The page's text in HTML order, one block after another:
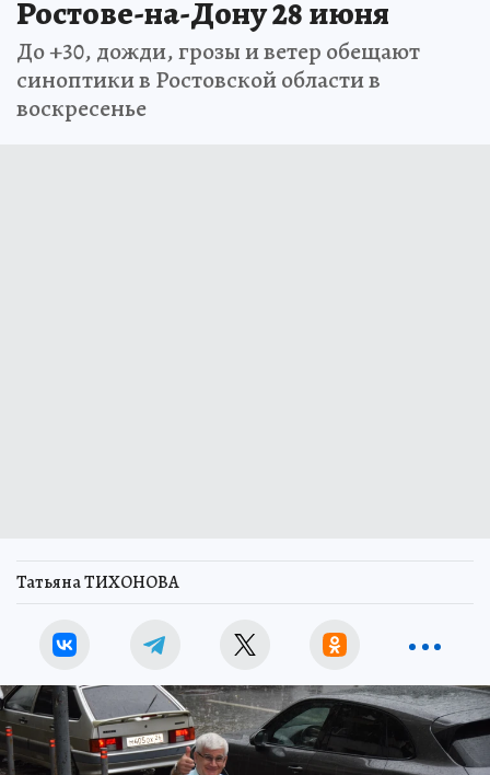
Ростове-на-Дону 28 июня
До +30, дожди, грозы и ветер обещают
синоптики в Ростовской области в
воскресенье
Татьяна ТИХОНОВА